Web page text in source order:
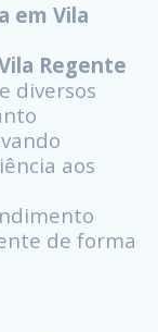
em Vila
Regente
diversos
aos
de forma